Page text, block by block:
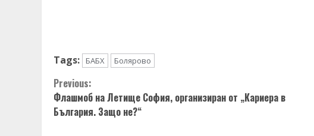
Tags: БАБХ Болярово
Continue
Reading
Previous:
Флашмоб на Летище София, организиран от „Кариера в
България. Защо не?“